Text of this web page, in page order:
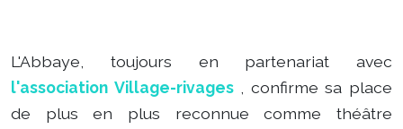
L'Abbaye, toujours en partenariat avec
l'association Village-rivages, confirme sa place
de plus en plus reconnue comme théâtre